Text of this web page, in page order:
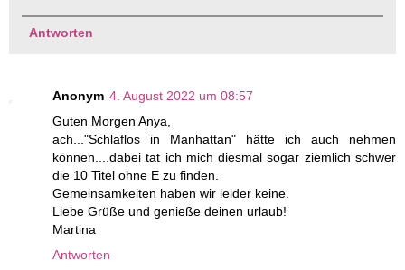
Antworten
Anonym 4. August 2022 um 08:57
Guten Morgen Anya,
ach..."Schlaflos in Manhattan" hätte ich auch nehmen
können....dabei tat ich mich diesmal sogar ziemlich schwer
die 10 Titel ohne E zu finden.
Gemeinsamkeiten haben wir leider keine.
Liebe Grüße und genieße deinen urlaub!
Martina
Antworten